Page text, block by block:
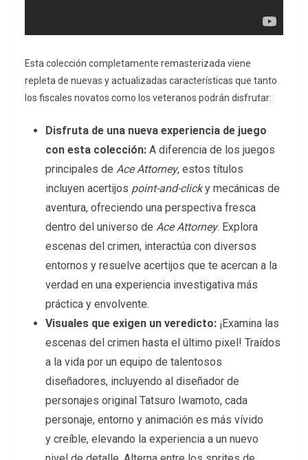
Esta colección completamente remasterizada viene
repleta de nuevas y actualizadas características que tanto
los fiscales novatos como los veteranos podrán disfrutar:
Disfruta de una nueva experiencia de juego
con esta colección: A diferencia de los juegos
principales de Ace Attorney, estos títulos
incluyen acertijos point-and-clicky mecánicas de
aventura, ofreciendo una perspectiva fresca
dentro del universo de Ace Attorney. Explora
escenas del crimen, interactúa con diversos
entornos y resuelve acertijos que te acercan a la
verdad en una experiencia investigativa más
práctica y envolvente.
Visuales que exigen un veredicto: ¡Examina las
escenas del crimen hasta el último pixel! Traídos
a la vida por un equipo de talentosos
diseñadores, incluyendo al diseñador de
personajes original Tatsuro Iwamoto, cada
personaje, entorno y animación es más vívido
y creíble, elevando la experiencia a un nuevo